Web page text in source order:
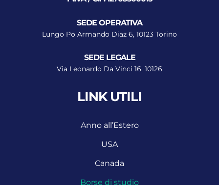
SEDE OPERATIVA
Lungo Po Armando Diaz 6, 10123 Torino
SEDE LEGALE
Via Leonardo Da Vinci 16, 10126
LINK UTILI
Anno all’Estero
USA
Canada
Borse di studio